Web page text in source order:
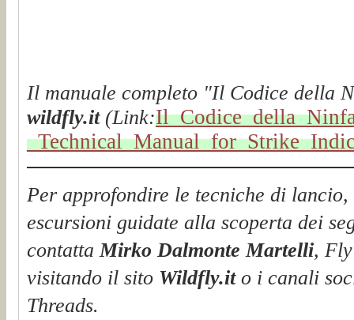
Il manuale completo "Il Codice della
wildfly.it(Link:
Per approfondire le tecniche di
escursioni guidate alla scoperta dei
contatta Mirko Dalmonte Martelli,
visitando il sito Wildfly.ito i canali
Threads.